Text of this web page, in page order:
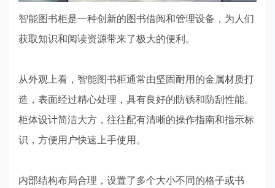
智能图书柜是一种创新的图书借阅和管理设备，为人们
获取知识和阅读资源带来了极大的便利。
从外观上看，智能图书柜通常由坚固耐用的金属材质打
造，表面经过精心处理，具有良好的防锈和防刮性能。
柜体设计简洁大方，往往配有清晰的操作指南和指示标
识，方便用户快速上手使用。
内部结构布局合理，设置了多个大小不同的格子或书